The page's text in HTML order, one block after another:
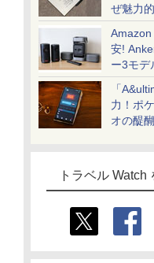
ぜ魅力
安!
ー3モデ
「
力！ポ
オの醍
トラベル Watch